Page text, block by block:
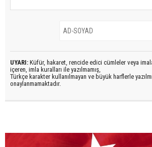
UYARI: Küfür, hakaret, rencide edici cümleler veya
içeren, imla kuralları ile yazılmamış,
Türkçe karakter kullanılmayan ve büyük harflerle
onaylanmamaktadır.